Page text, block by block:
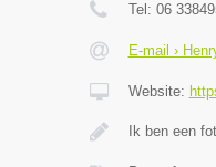
Tel: 06
E-mail ›
Website:
Ik ben een